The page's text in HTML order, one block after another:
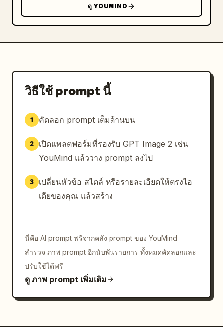
ดู YOUMIND
วิธีใช้ prompt นี้
1 คัดลอก prompt เต็มด้านบน
2
เปิดแพลตฟอร์มที่รองรับ GPT Image 2 เช่น
YouMind แล้ววาง prompt ลงไป
3
เปลี่ยนหัวข้อ สไตล์ หรือรายละเอียดให้ตรงไอ
เดียของคุณ แล้วสร้าง
นี่คือ AI prompt ฟรีจากคลัง prompt ของ YouMind
สำรวจ ภาพ prompt อีกนับพันรายการ ทั้งหมดคัดลอกและ
ปรับใช้ได้ฟรี
ดู ภาพ prompt เพิ่มเติม